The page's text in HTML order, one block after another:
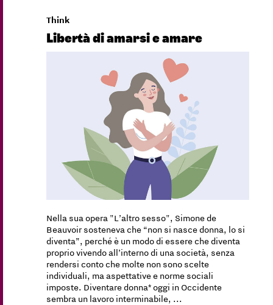
Think
Libertà di amarsi e amare
Nella sua opera "L’altro sesso", Simone de
Beauvoir sosteneva che “non si nasce donna, lo si
diventa”, perché è un modo di essere che diventa
proprio vivendo all’interno di una società, senza
rendersi conto che molte non sono scelte
individuali, ma aspettative e norme sociali
imposte. Diventare donna* oggi in Occidente
sembra un lavoro interminabile, ...